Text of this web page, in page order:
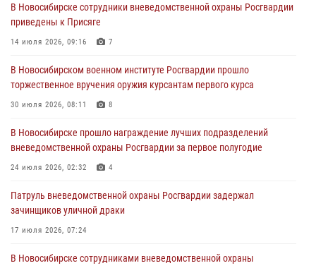
В Новосибирске сотрудниками вневедомственной охраны
Росгвардии задержан гражданин, находящийся в розыске
В Новосибирске военнослужащие отряда спецназа «Ермак»
Росгвардии провели занятия по беспарашютному десантированию
В Новосибирске военнослужащие Росгвардии почтили память детей
– жертв войны в Донбассе
В Новосибирске сотрудники вневедомственной охраны Росгвардии
приведены к Присяге
14 июля 2026, 09:16 7
В Новосибирском военном институте Росгвардии прошло
торжественное вручения оружия курсантам первого курса
30 июля 2026, 08:11 8
В Новосибирске прошло награждение лучших подразделений
вневедомственной охраны Росгвардии за первое полугодие
24 июля 2026, 02:32 4
Патруль вневедомственной охраны Росгвардии задержал
зачинщиков уличной драки
17 июля 2026, 07:24
В Новосибирске сотрудниками вневедомственной охраны